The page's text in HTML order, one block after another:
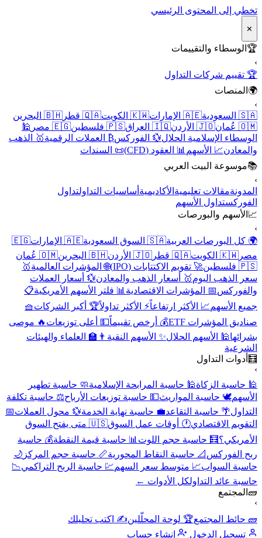
تخطي إلى المحتوى الرئيسي
✕
🏆الوسطاء والتقييمات
🏆 تقييم شركات التداول
🌍المنصات
🇸🇦 السعودية
🇦🇪 الإمارات 🇰🇼 الكويت 🇶🇦 قطر
🇧🇭 البحرين
🇴🇲 عُمان
🇯🇴 الأردن 🇮🇶 العراق 🇵🇸 فلسطين 🇪🇬 مصر
🕌
الوسطاء الإسلامية الحلال 💱 الفوركس ₿ العملات الرقمية🥇 الذهب
والمعادن📈 الأسهم📊 العقود (CFD)
📜 السندات
📚موسوعة البيت العربي
المدونةمقالات تعليميةالأكاديميةأساسيات التداولتداول
الفوركستداول الأسهم
📈الأسهم والبورصات
🌍 كل البورصات العربية🇸🇦 السوق السعودية 🇦🇪 الإمارات
🇪🇬
مصر 🇰🇼 الكويت 🇶🇦 قطر 🇯🇴 الأردن 🇧🇭 البحرين
🇴🇲 عُمان
🇵🇸 فلسطين
🚀 تقويم الاكتتابات (IPO) 🌐 المؤشرات العالمية🥇
سعر الذهب اليوم🥇 أسعار الذهب والمعادن💱 أسعار العملات
والفوركس 📅 المؤشرات الاقتصادية📊 فلتر الأسهم الأمريكية📋
جميع الأسهم📈 الأكثر ارتفاعاً⚡ الأكثر تداولاً🏆 أكبر الشركات🧺
صناديق المؤشرات ETF
💰 أرخص تقييماً💵 أعلى توزيعات🔥 موصى
بشرائها🕌 الأسهم الحلال ✨ الأسهم النقية👨‍🏫 العلماء والهيئات
الشرعية
🧮أدوات التداول
🕌 حاسبة الزكاة🕌 حاسبة المرابحة الإسلامية🧼 حاسبة تطهير
الأسهم🕊️ حاسبة المواريث💵 حاسبة توزيعات الأرباح⚖️ حاسبة تكلفة
التداول 🌴 حاسبة التقاعد💼 حاسبة نهاية الخدمة💱 محول العملات📅
التقويم الاقتصادي🕐 أوقات عمل السوق
🇺🇸 متى يفتح السوق
الأمريكي؟🧮 حاسبة حجم اللوت📊 حاسبة قيمة النقطة💰 حاسبة
ربح الفوركس 📐 حاسبة النقاط المحورية📏 حاسبة حجم المركز 🌙
حاسبة السواب📈 متوسط سعر السهم💹 حاسبة الربح التراكمي 📉
حاسبة عائد التداولكل الأدوات ←
🧱المجتمع
🧱 حائط المجتمع🏆 لوحة المحلّلين✍️ اكتب تحليلك
تسجيل الدخول
إنشاء حساب